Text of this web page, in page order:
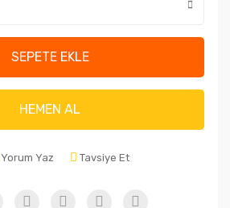
SEPETE EKLE
HEMEN AL
Yorum Yaz Tavsiye Et